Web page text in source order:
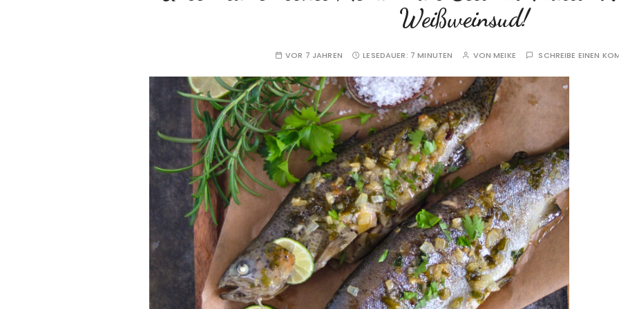
Weißweinsud!
VOR 7 JAHREN LESEDAUER: 7 MINUTEN VONMEIKE SCHREIBE EINEN